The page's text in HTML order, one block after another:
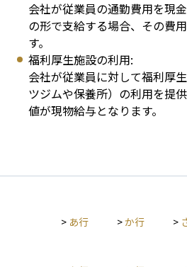
会社が従業員の通勤費用を現
の形で支給する場合、その費
す。
福利厚生施設の利用:
会社が従業員に対して福利厚
ツジムや保養所）の利用を提
値が現物給与となります。
> あ行 >か行 >